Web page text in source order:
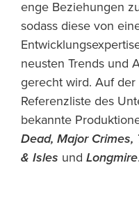
enge Beziehungen
sodass diese von
neusten Trends und
gerecht wird. Auf der
Referenzliste des
bekannte
Dead, Major Crimes,
& Isles und Longmire.